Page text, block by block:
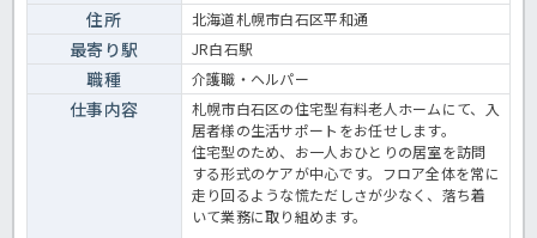
住所 北海道札幌市白石区平和通
最寄り駅 JR白石駅
職種 介護職・ヘルパー
仕事内容
札幌市白石区の住宅型有料老人ホームにて、入
居者様の生活サポートをお任せします。
住宅型のため、お一人おひとりの居室を訪問
する形式のケアが中心です。フロア全体を常に
走り回るような慌ただしさが少なく、落ち着
いて業務に取り組めます。